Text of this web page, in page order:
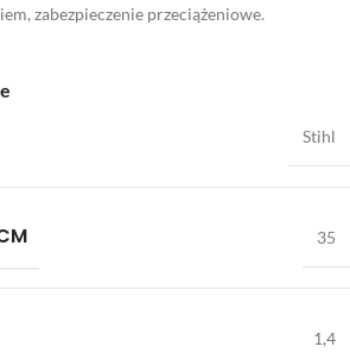
zabezpieczenie przeciążeniowe.
Stihl
35
1,4